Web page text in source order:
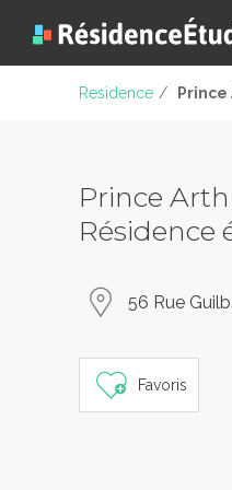
Residence / Prince
Prince
Résidence
56 Rue
Favoris